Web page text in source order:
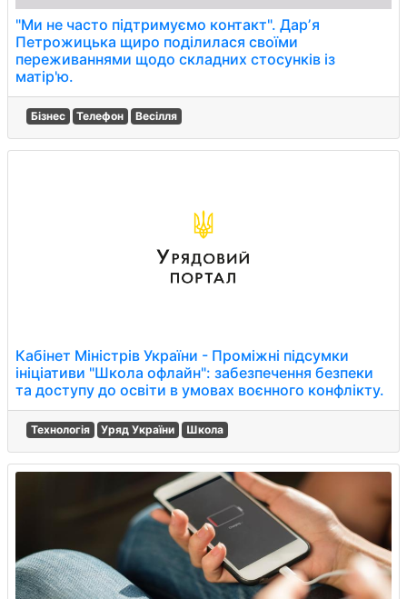
"Ми не часто підтримуємо контакт". Дарʼя
Петрожицька щиро поділилася своїми
переживаннями щодо складних стосунків із
матір'ю.
Бізнес Телефон Весілля
Кабінет Міністрів України - Проміжні підсумки
ініціативи "Школа офлайн": забезпечення безпеки
та доступу до освіти в умовах воєнного конфлікту.
Технологія Уряд України Школа